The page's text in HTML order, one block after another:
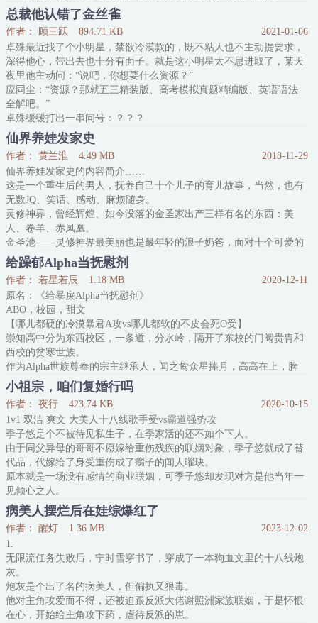
封钰：“我又不是医生。”
进公司第一天，封钰掐指一算，送给老板一顶绿帽子，“戴上这
顶帽子，在青青草原上策马奔腾对郁总您再适合不过。”
郁总：“保安呢？把这神棍拎出去！”
保安还没来，郁总就亲眼看见丈夫带人当着她面进了酒店，“大
师
总裁他认错了金丝雀
作者： 顾三跃 894.71 KB
2021-01-06
卓殊最近找了个小明星，禁欲冷漠款的，既不粘人也不主动提要求，
深得他心，带出去也十分有面子。就是这小明星太不思进取了，某天
夜里他主动问：“说吧，你想要什么资源？”
应同尘：“资源？那就五三精装版、高考模拟真题精编版、英语语法
全解吧。”
卓殊缓缓打出一串问号：？？？
——
应同尘作为一名优质单身英语教师，某天误打误撞约了个帅哥，帅气
多金型的，最大的爱好就是打钱。
他看着自己银行卡多出来的一串零，道：“我是个正经人。”
卓殊缓缓打出一串问号：？？？
沙雕王霸无缝切换攻X外表清冷内心闷骚受
内容标
仙界养娃发家史
作者： 黄兰淮 4.49 MB
2018-11-29
仙界养娃发家史的内容简介……
这是一个重生后的男人，抚养自己十个儿子的育儿故事，当然，也有
无数JQ、笑话、感动、麻烦随身。
灵修神界，曾经辉煌、如今没落的金圣家出产三样有名的东西：美
人、卷羊、赤凤凰。
金圣池——灵修神界最美丽也是最年轻的浪子奶爸，面对十个可爱的
小正太、一群卷羊、一窝凤凰，振臂一呼：“儿子们——老爸的口号
是？？”
“养好羊、产好奶、做好爸！”清脆响亮的稚嫩童音整齐地回答。
“你们的口号是——？？”
“长身体、学本领、做好娃！”
“VERY ——GOOD！！”
[欢乐搞笑正能
给躁郁Alpha当抚慰剂
作者： 若星若辰 1.18 MB
2020-12-11
原名：《给暴戾Alpha当抚慰剂》
ABO，校园，甜文
【哪儿都硬的冷漠暴君A攻vs哪儿都软的不皮会死O受】
崇知高中分为东西校区，一条道，分水岭，隔开了东校的门阀贵胄和
西校的贫寒世族。
作为Alpha世族尊奉的宗主继承人，闻之鸷众星捧月，高高在上，脾
气阴郁暴躁，从来只甩给芸芸众生一个冷漠的背影。
——后来这个背影出现在了时恬的同人文中。
【闻之鸷，再冷漠的Alpha，那里也是火热、坚硬、滚烫的。】
这篇文传遍全校。
然后时恬被闻之鸷堵在了西校区门口。
时恬：“……请，请尊重创作自由
小祖宗，咱们复婚行吗
作者： 夜行 423.74 KB
2020-10-15
1v1 双洁 爽文 大美人十八线歌手受vs霸道强势攻
季子悠是个不被待见私生子，在季家活的还不如个下人。
由于同父异母的哥哥不愿嫁给重伤残疾的联姻对象，季子悠就成了替
代品，代嫁给了身受重伤成了瘸子的闻人曜玦。
原本就是一场没有感情的商业联姻，可季子悠却发现对方是他当年一
见倾心之人。
只可惜季子悠的一往情深注定要成一场空。
闻人曜玦心有所属，心上人就养在别苑。
结婚当天，面对司仪的问题。
季子悠一脸幸福的回答着：“我愿意。”
闻人曜玦久久不说话，就在所有人都看笑话的时候，才不冷不淡的说
了一句
病美人摆烂后在娃综爆红了
作者： 醒灯 1.36 MB
2023-12-02
1.
无限流任务失败后，宁时雪穿书了，穿成了一本狗血文里的十八线炮
灰。
炮灰是个出了名的病美人，但偏执又狠毒。
他对主角攻爱而不得，还被迫跟反派大佬谢照洲家族联姻，于是怀恨
在心，开始给主角攻下药，虐待反派的崽。